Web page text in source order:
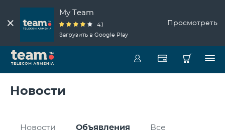
My Team
4.1
Загрузить в Google Play
Просмотреть
Новости
Новости Объявления Все